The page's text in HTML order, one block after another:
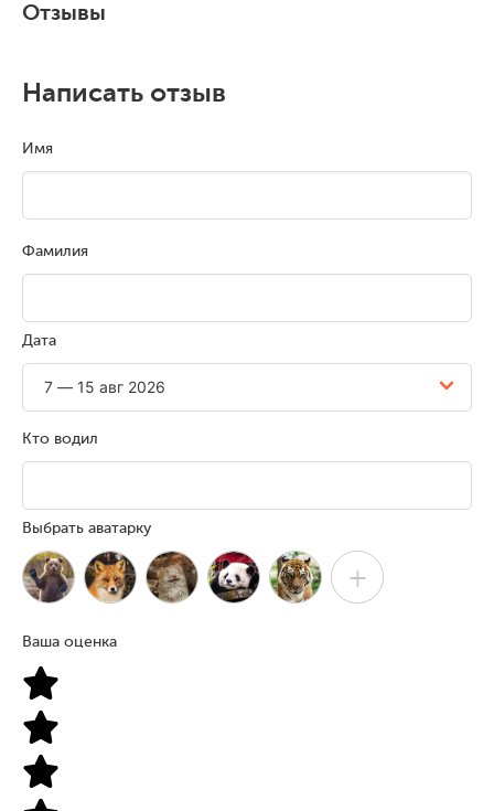
Отзывы
Написать отзыв
Имя
Фамилия
Дата
Кто водил
Выбрать аватарку
+
Ваша оценка